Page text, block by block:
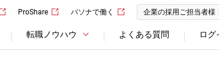
ProShare パソナで働く 企業の採用ご担当者様
転職ノウハウ よくある質問 ログ